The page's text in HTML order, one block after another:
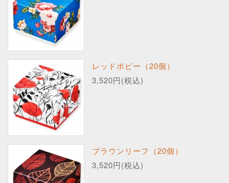
レッドポピー（20個）
3,520円(税込)
ブラウンリーフ（20個）
3,520円(税込)